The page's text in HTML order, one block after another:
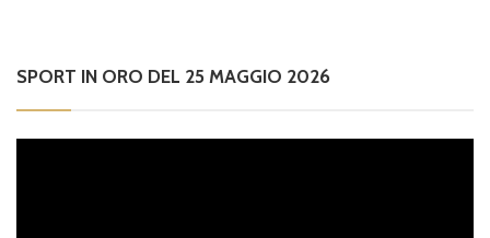
SPORT IN ORO DEL 25 MAGGIO 2026